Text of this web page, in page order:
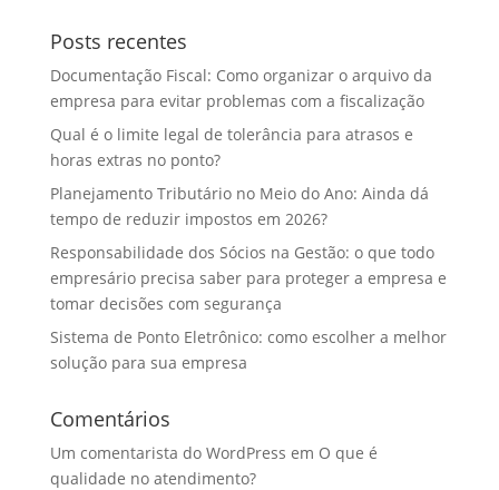
Posts recentes
Documentação Fiscal: Como organizar o arquivo da
empresa para evitar problemas com a fiscalização
Qual é o limite legal de tolerância para atrasos e
horas extras no ponto?
Planejamento Tributário no Meio do Ano: Ainda dá
tempo de reduzir impostos em 2026?
Responsabilidade dos Sócios na Gestão: o que todo
empresário precisa saber para proteger a empresa e
tomar decisões com segurança
Sistema de Ponto Eletrônico: como escolher a melhor
solução para sua empresa
Comentários
Um comentarista do WordPress em O que é
qualidade no atendimento?